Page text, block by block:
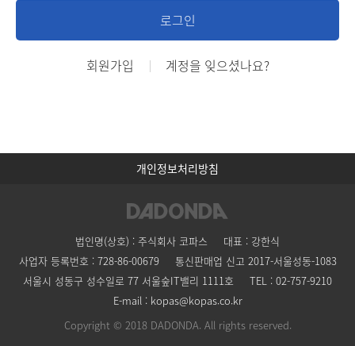
로그인
회원가입 계정을 잊으셨나요?
개인정보처리방침
법인명(상호) : 주식회사 코파스
대표 : 강한식
사업자 등록번호 : 728-86-00679
통신판매업 신고 2017-서울성동-1083
서울시 성동구 성수일로 77 서울숲IT밸리 1111호
TEL : 02-757-9210
E-mail : kopas@kopas.co.kr
Copyright © 2018 DADONDA. All rights reserved.